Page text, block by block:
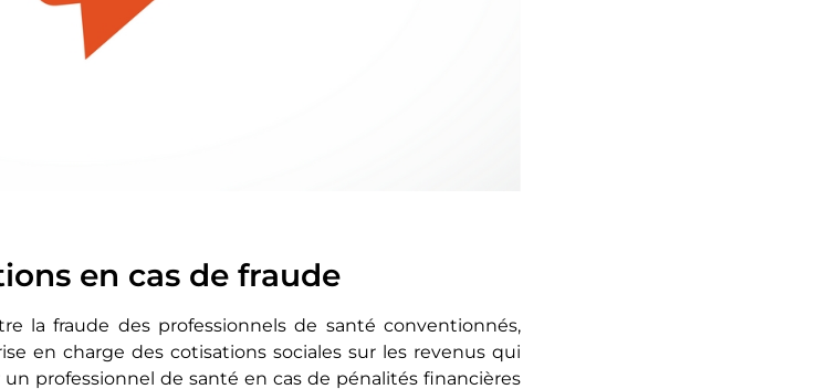
en cas de fraude
la fraude des professionnels de santé conventionnés,
en charge des cotisations sociales sur les revenus qui
professionnel de santé en cas de pénalités financières